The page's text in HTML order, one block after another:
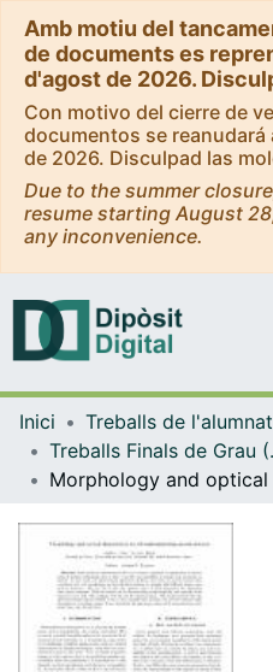
Amb motiu del
de documents es
d'agost de 2026.
Con motivo del cierre de
documentos se
de 2026. Disculpad las
Due to the summer
resume starting August
any inconvenience.
Inici
Treballs de l'alumnat